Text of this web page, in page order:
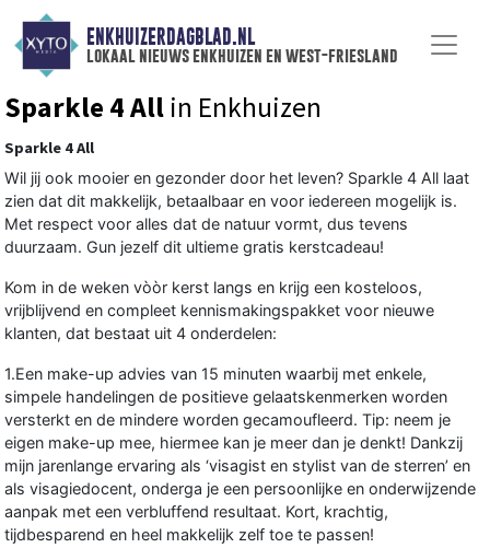
ENKHUIZERDAGBLAD.NL
lokaal nieuws enkhuizen en west-friesland
Sparkle 4 All in Enkhuizen
Sparkle 4 All
Wil jij ook mooier en gezonder door het leven? Sparkle 4 All laat
zien dat dit makkelijk, betaalbaar en voor iedereen mogelijk is.
Met respect voor alles dat de natuur vormt, dus tevens
duurzaam. Gun jezelf dit ultieme gratis kerstcadeau!
Kom in de weken vòòr kerst langs en krijg een kosteloos,
vrijblijvend en compleet kennismakingspakket voor nieuwe
klanten, dat bestaat uit 4 onderdelen:
1.Een make-up advies van 15 minuten waarbij met enkele,
simpele handelingen de positieve gelaatskenmerken worden
versterkt en de mindere worden gecamoufleerd. Tip: neem je
eigen make-up mee, hiermee kan je meer dan je denkt! Dankzij
mijn jarenlange ervaring als ‘visagist en stylist van de sterren’ en
als visagiedocent, onderga je een persoonlijke en onderwijzende
aanpak met een verbluffend resultaat. Kort, krachtig,
tijdbesparend en heel makkelijk zelf toe te passen!